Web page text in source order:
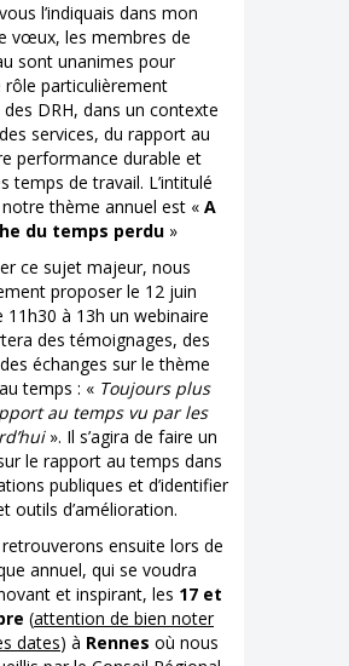
l’indiquais dans mon
vœux, les membres de
sont unanimes pour
rôle particulièrement
DRH, dans un contexte
services, du rapport au
performance durable et
temps de travail. L’intitulé
thème annuel est « A
du temps perdu »
ce sujet majeur, nous
proposer le 12 juin
11h30 à 13h un webinaire
des témoignages, des
échanges sur le thème
temps : « Toujours plus
au temps vu par les
». Il s’agira de faire un
le rapport au temps dans
publiques et d’identifier
outils d’amélioration.
ensuite lors de
annuel, qui se voudra
et inspirant, les 17 et
(attention de bien noter
dates) à Rennes où nous